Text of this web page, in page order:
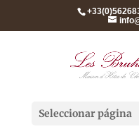
Seleccionar página